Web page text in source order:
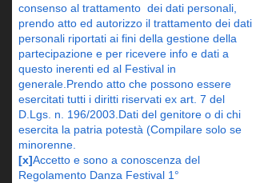
consenso al trattamento dei dati personali,
prendo atto ed autorizzo il trattamento dei dati
personali riportati ai fini della gestione della
partecipazione e per ricevere info e dati a
questo inerenti ed al Festival in
generale.Prendo atto che possono essere
esercitati tutti i diritti riservati ex art. 7 del
D.Lgs. n. 196/2003.Dati del genitore o di chi
esercita la patria potestà (Compilare solo se
minorenne.
[x]Accetto e sono a conoscenza del
Regolamento Danza Festival 1°